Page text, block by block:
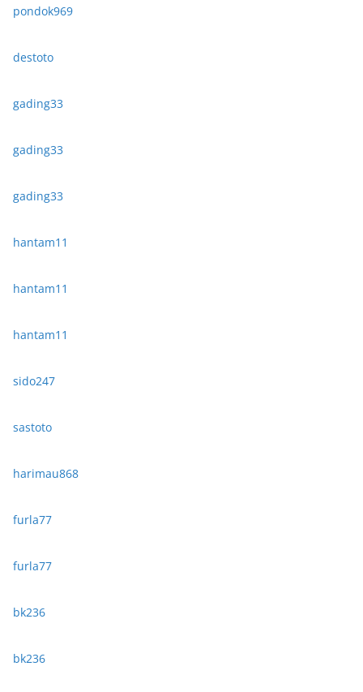
pondok969
destoto
gading33
gading33
gading33
hantam11
hantam11
hantam11
sido247
sastoto
harimau868
furla77
furla77
bk236
bk236